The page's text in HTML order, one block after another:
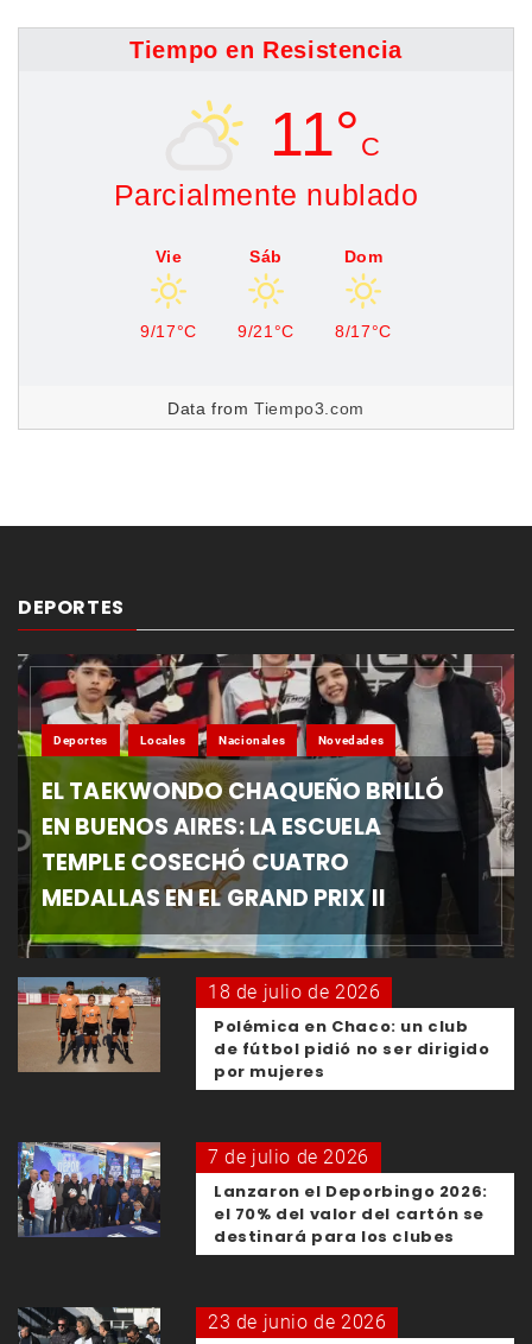
Tiempo en Resistencia
11° C
Parcialmente nublado
Vie
9/17°C
Sáb
9/21°C
Dom
8/17°C
Data fromTiempo3.com
DEPORTES
Deportes Locales Nacionales Novedades
EL TAEKWONDO CHAQUEÑO BRILLÓ
EN BUENOS AIRES: LA ESCUELA
TEMPLE COSECHÓ CUATRO
MEDALLAS EN EL GRAND PRIX II
18 de julio de 2026
Polémica en Chaco: un club
de fútbol pidió no ser dirigido
por mujeres
7 de julio de 2026
Lanzaron el Deporbingo 2026:
el 70% del valor del cartón se
destinará para los clubes
23 de junio de 2026